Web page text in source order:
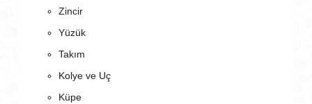
Zincir
Yüzük
Takım
Kolye ve Uç
Küpe